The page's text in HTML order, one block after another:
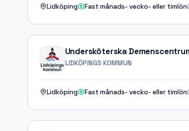
Lidköping Fast månads- vecko- eller timlön
Undersköterska
LIDKÖPINGS KOMMUN
Lidköping Fast månads- vecko- eller timlön